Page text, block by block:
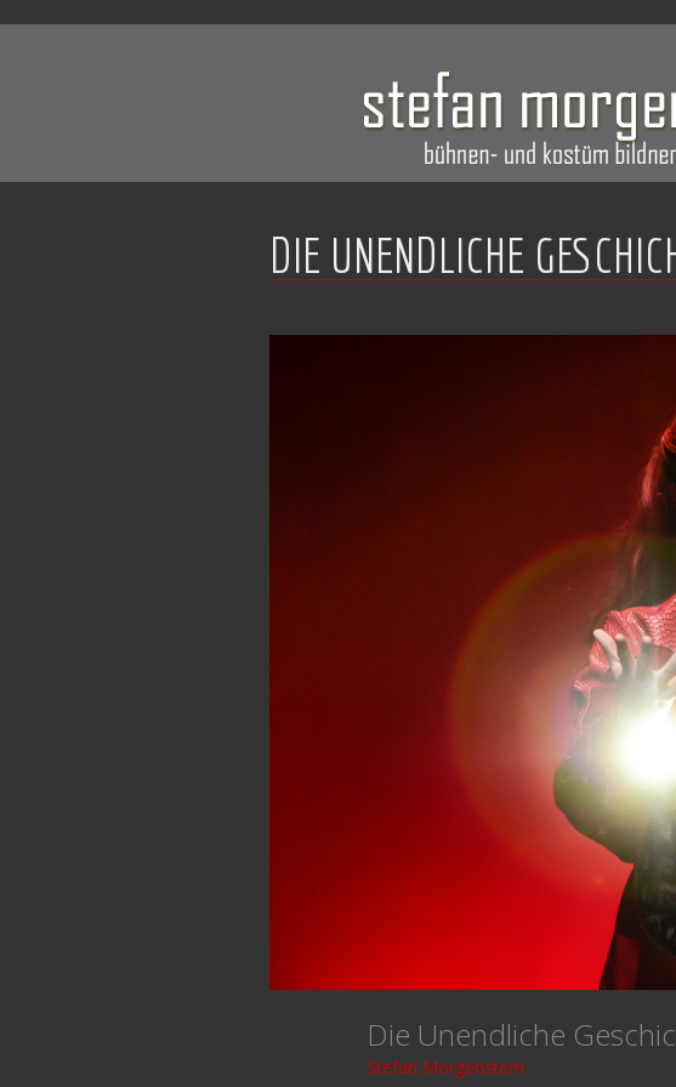
DIE UNENDLICHE
Die Unendliche
Stefan Morgenstern